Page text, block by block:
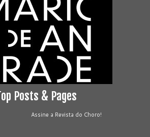
Posts & Pages
Assine a Revista do Choro!